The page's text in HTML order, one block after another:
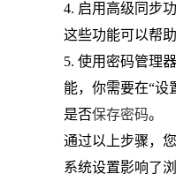
4. 启用高级同步
这些功能可以帮
5. 使用密码管理
能，你需要在“设
是否保存密码。
通过以上步骤，
系统设置影响了